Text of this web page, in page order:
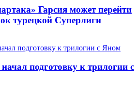
Гарсия может перейти
турецкой Суперлиги
подготовку к трилогии с